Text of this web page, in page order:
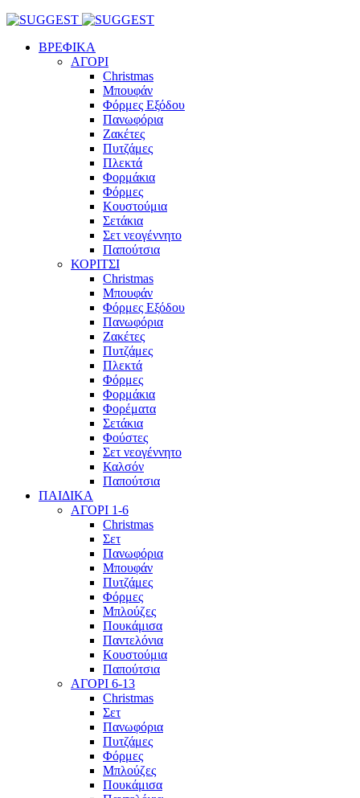
ΒΡΕΦΙΚΑ
ΑΓΟΡΙ
Christmas
Μπουφάν
Φόρμες Εξόδου
Πανωφόρια
Ζακέτες
Πυτζάμες
Πλεκτά
Φορμάκια
Φόρμες
Κουστούμια
Σετάκια
Σετ νεογέννητο
Παπούτσια
ΚΟΡΙΤΣΙ
Christmas
Μπουφάν
Φόρμες Εξόδου
Πανωφόρια
Ζακέτες
Πυτζάμες
Πλεκτά
Φόρμες
Φορμάκια
Φορέματα
Σετάκια
Φούστες
Σετ νεογέννητο
Καλσόν
Παπούτσια
ΠΑΙΔΙΚΑ
ΑΓΟΡΙ 1-6
Christmas
Σετ
Πανωφόρια
Μπουφάν
Πυτζάμες
Φόρμες
Μπλούζες
Πουκάμισα
Παντελόνια
Κουστούμια
Παπούτσια
ΑΓΟΡΙ 6-13
Christmas
Σετ
Πανωφόρια
Πυτζάμες
Φόρμες
Μπλούζες
Πουκάμισα